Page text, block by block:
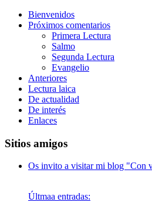
Bienvenidos
Próximos comentarios
Primera Lectura
Salmo
Segunda Lectura
Evangelio
Anteriores
Lectura laica
De actualidad
De interés
Enlaces
Sitios amigos
Os invito a visitar mi blog "Con
Últmaa entradas: